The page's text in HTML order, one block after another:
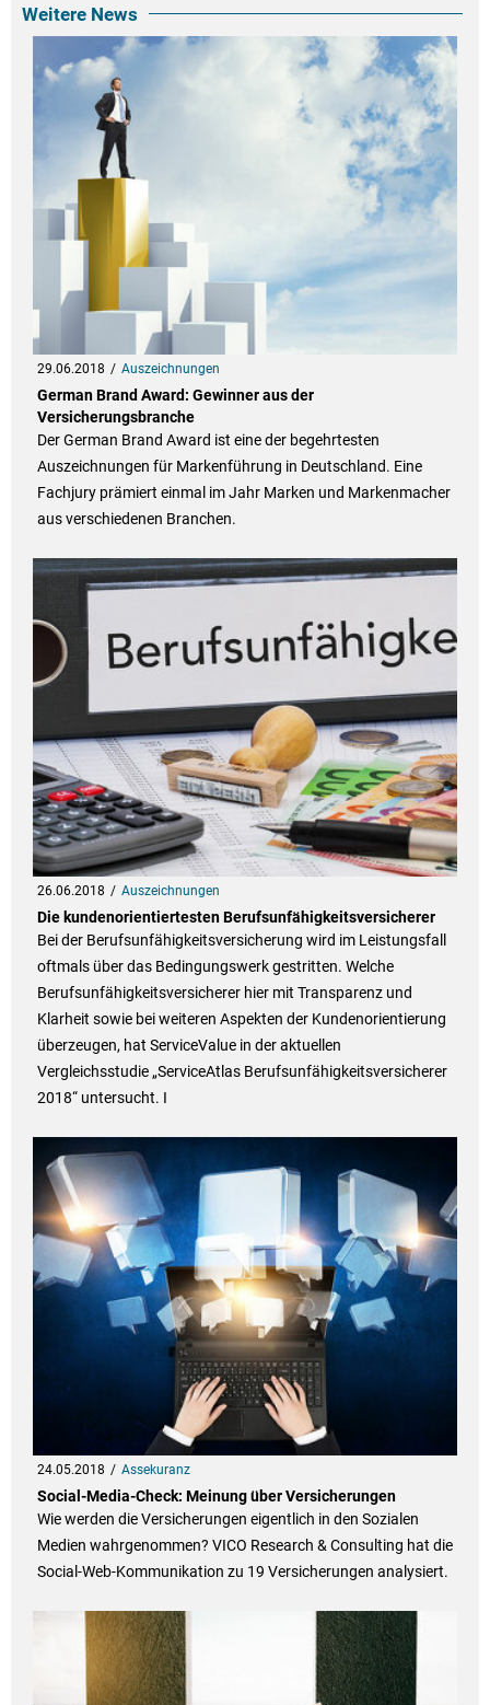
Weitere News
29.06.2018 Auszeichnungen
German Brand Award: Gewinner aus der
Versicherungsbranche
Der German Brand Award ist eine der begehrtesten
Auszeichnungen für Markenführung in Deutschland. Eine
Fachjury prämiert einmal im Jahr Marken und Markenmacher
aus verschiedenen Branchen.
26.06.2018 Auszeichnungen
Die kundenorientiertesten Berufsunfähigkeitsversicherer
Bei der Berufsunfähigkeitsversicherung wird im Leistungsfall
oftmals über das Bedingungswerk gestritten. Welche
Berufsunfähigkeitsversicherer hier mit Transparenz und
Klarheit sowie bei weiteren Aspekten der Kundenorientierung
überzeugen, hat ServiceValue in der aktuellen
Vergleichsstudie „ServiceAtlas Berufsunfähigkeitsversicherer
2018“ untersucht. I
24.05.2018 Assekuranz
Social-Media-Check: Meinung über Versicherungen
Wie werden die Versicherungen eigentlich in den Sozialen
Medien wahrgenommen? VICO Research & Consulting hat die
Social-Web-Kommunikation zu 19 Versicherungen analysiert.